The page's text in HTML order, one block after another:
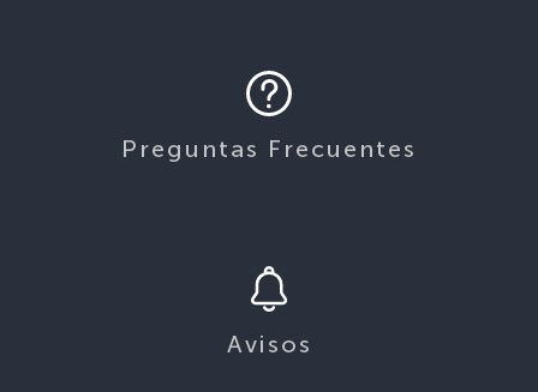
Preguntas Frecuentes
Avisos